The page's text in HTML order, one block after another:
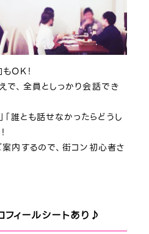
OK！
、全員としっかり会話でき
誰とも話せなかったらどうし
内するので、街コン初心者さ
ィールシートあり♪